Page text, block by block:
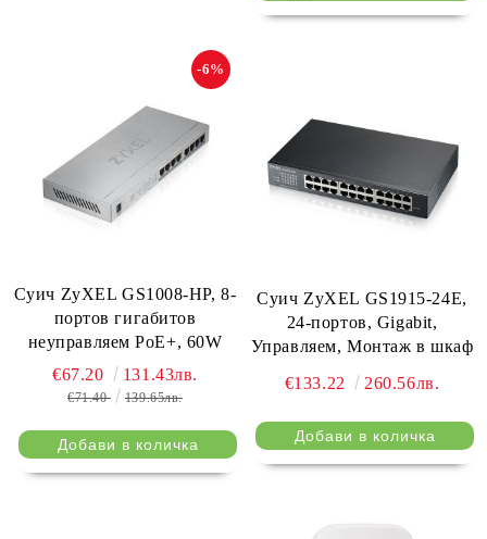
Суич ZyXEL GS1008-HP, 8-
портов гигабитов
неуправляем PoE+, 60W
-6%
€67.20 131.43лв.
€71.40 139.65лв.
Суич ZyXEL GS1915-24E,
24-портов, Gigabit,
Управляем, Монтаж в шкаф
€133.22
260.56лв.